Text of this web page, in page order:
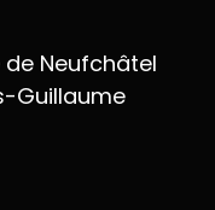
de Neufchâtel
Guillaume